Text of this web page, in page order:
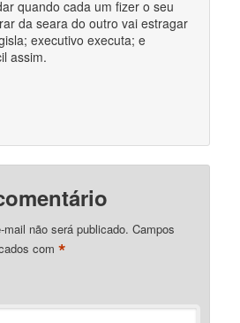
quando cada um fizer o seu
da seara do outro vai estragar
executivo executa; e
assim.
não será publicado. Campos
com*